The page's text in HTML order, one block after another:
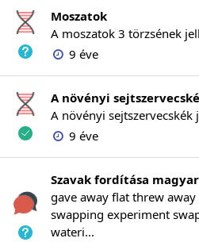
Moszatok
A moszatok 3 törzsének
9 éve
A növényi
A növényi sejtszervecskék
9 éve
Szavak fordítása
gave away flat threw
swapping experiment
wateri...